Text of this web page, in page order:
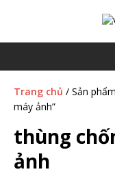
Trang chủ / Sản
máy ảnh”
thùng
ảnh